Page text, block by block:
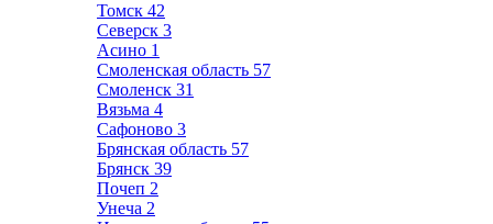
Томск 42
Северск 3
Асино 1
Смоленская область 57
Смоленск 31
Вязьма 4
Сафоново 3
Брянская область 57
Брянск 39
Почеп 2
Унеча 2